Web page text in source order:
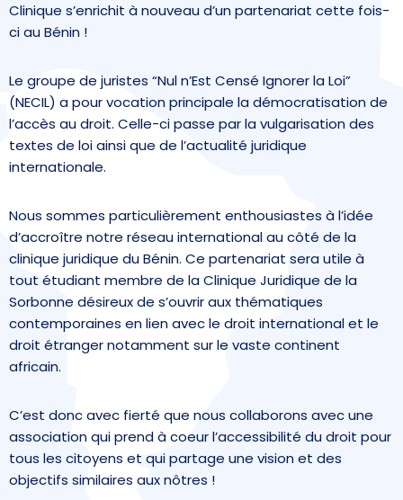
Clinique s’enrichit à nouveau d’un partenariat cette fois-
ci au Bénin !
Le groupe de juristes “Nul n’Est Censé Ignorer la Loi”
(NECIL) a pour vocation principale la démocratisation de
l’accès au droit. Celle-ci passe par la vulgarisation des
textes de loi ainsi que de l’actualité juridique
internationale.
Nous sommes particulièrement enthousiastes à l’idée
d’accroître notre réseau international au côté de la
clinique juridique du Bénin. Ce partenariat sera utile à
tout étudiant membre de la Clinique Juridique de la
Sorbonne désireux de s’ouvrir aux thématiques
contemporaines en lien avec le droit international et le
droit étranger notamment sur le vaste continent
africain.
C’est donc avec fierté que nous collaborons avec une
association qui prend à coeur l’accessibilité du droit pour
tous les citoyens et qui partage une vision et des
objectifs similaires aux nôtres !